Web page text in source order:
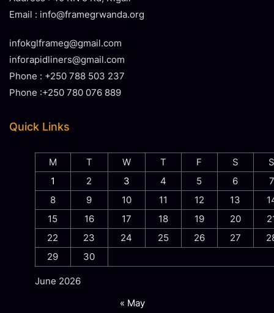
Email : info@framegrwanda.org
infokglframeg@gmail.com
inforapidliners@gmail.com
Phone : +250 788 503 237
Phone :+250 780 076 889
Quick Links
June 2026
M T W T F S
1
2 3 4 5 6
7
8
9 10 11 12 13
15
16 17 18 19 20
22
23 24 25 26 27
29
30
« May